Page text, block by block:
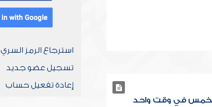
في وقت واحد
استرجاع الرمز السري
تسجيل عضو جديد
إعادة تفعيل حساب